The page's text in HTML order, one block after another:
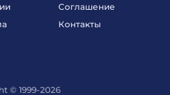
Соглашение
Контакты
© 1999-2026